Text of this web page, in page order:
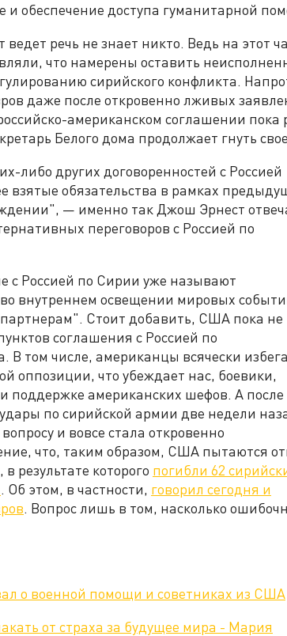
и обеспечение доступа гуманитарной
речь не знает никто. Ведь на этот
что намерены оставить
сирийского конфликта.
даже после откровенно лживых
американском соглашении пока
Белого дома продолжает гнуть
либо других договоренностей с Россией
взятые обязательства в рамках
— именно так Джош Эрнест
переговоров с Россией по
с Россией по Сирии уже называют
внутреннем освещении мировых
Стоит добавить, США пока не
соглашения с Россией по
В том числе, американцы всячески
оппозиции, что убеждает нас, боевики,
поддержке американских шефов. А после
по сирийской армии две недели
и вовсе стала откровенно
что, таким образом, США пытаются
результате которого погибли 62
. Об этом, в частности, говорил сегодня и
. Вопрос лишь в том, насколько
о военной помощи и советниках из США
от страха за будущее мира - Мария